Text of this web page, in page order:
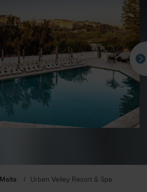
Malta Urban Valley Resort & Spa